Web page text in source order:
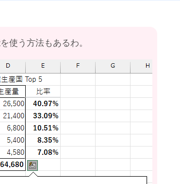
使う方法もあるわ。